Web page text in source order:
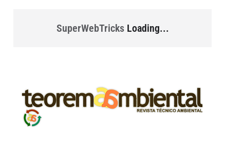
SuperWebTricksLoading...